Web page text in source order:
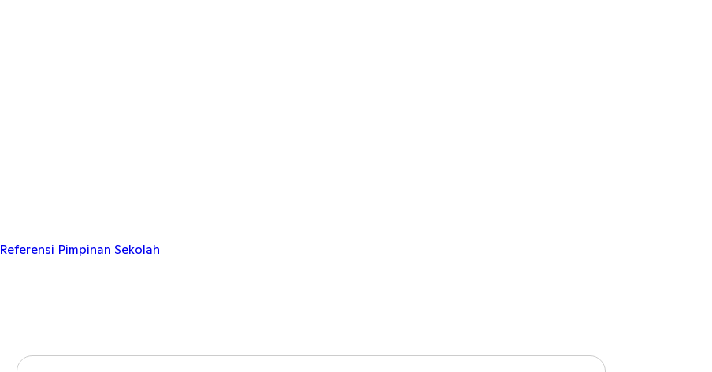
Referensi Pimpinan Sekolah